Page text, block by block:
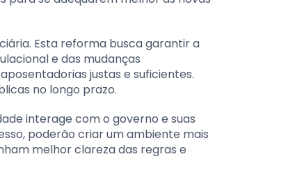
Esta reforma busca garantir a
e das mudanças
justas e suficientes.
no longo prazo.
interage com o governo e suas
poderão criar um ambiente mais
melhor clareza das regras e